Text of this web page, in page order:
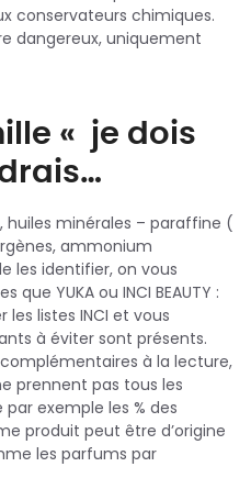
conservateurs chimiques.
dangereux, uniquement
« je dois
huiles minérales – paraffine (
ammonium
les identifier, on vous
YUKA ou INCI BEAUTY :
listes INCI et vous
à éviter sont présents.
à la lecture,
prennent pas tous les
exemple les % des
produit peut être d’origine
les parfums par